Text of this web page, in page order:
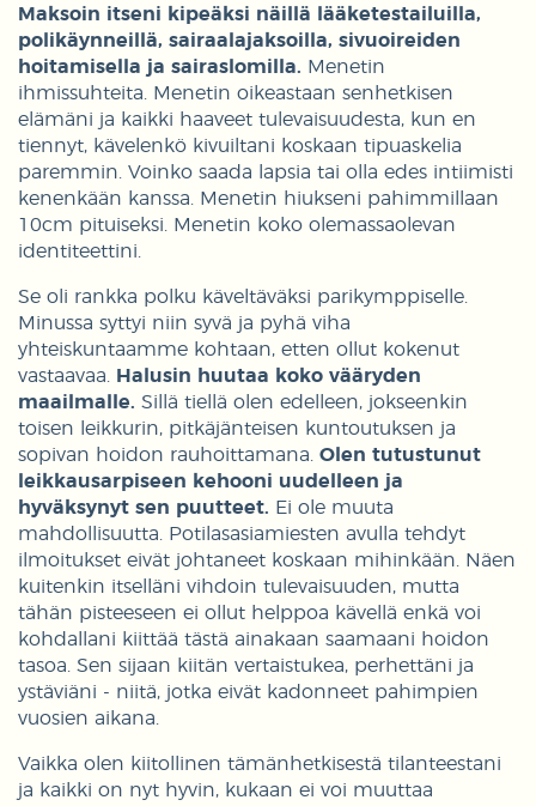
Maksoin itseni kipeäksi näillä lääketestailuilla,
polikäynneillä, sairaalajaksoilla, sivuoireiden
hoitamisella ja sairaslomilla. Menetin
ihmissuhteita. Menetin oikeastaan senhetkisen
elämäni ja kaikki haaveet tulevaisuudesta, kun en
tiennyt, kävelenkö kivuiltani koskaan tipuaskelia
paremmin. Voinko saada lapsia tai olla edes intiimisti
kenenkään kanssa. Menetin hiukseni pahimmillaan
10cm pituiseksi. Menetin koko olemassaolevan
identiteettini.
Se oli rankka polku käveltäväksi parikymppiselle.
Minussa syttyi niin syvä ja pyhä viha
yhteiskuntaamme kohtaan, etten ollut kokenut
vastaavaa. Halusin huutaa koko vääryden
maailmalle. Sillä tiellä olen edelleen, jokseenkin
toisen leikkurin, pitkäjänteisen kuntoutuksen ja
sopivan hoidon rauhoittamana. Olen tutustunut
leikkausarpiseen kehooni uudelleen ja
hyväksynyt sen puutteet. Ei ole muuta
mahdollisuutta. Potilasasiamiesten avulla tehdyt
ilmoitukset eivät johtaneet koskaan mihinkään. Näen
kuitenkin itselläni vihdoin tulevaisuuden, mutta
tähän pisteeseen ei ollut helppoa kävellä enkä voi
kohdallani kiittää tästä ainakaan saamaani hoidon
tasoa. Sen sijaan kiitän vertaistukea, perhettäni ja
ystäviäni - niitä, jotka eivät kadonneet pahimpien
vuosien aikana.
Vaikka olen kiitollinen tämänhetkisestä tilanteestani
ja kaikki on nyt hyvin, kukaan ei voi muuttaa